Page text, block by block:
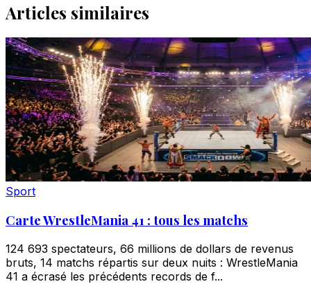
Articles similaires
Sport
Carte WrestleMania 41 : tous les matchs
124 693 spectateurs, 66 millions de dollars de revenus
bruts, 14 matchs répartis sur deux nuits : WrestleMania
41 a écrasé les précédents records de f...